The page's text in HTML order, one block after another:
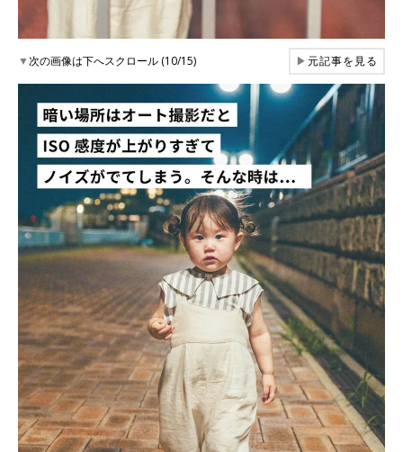
▼次の画像は下へスクロール (10/15) ▶元記事を見る